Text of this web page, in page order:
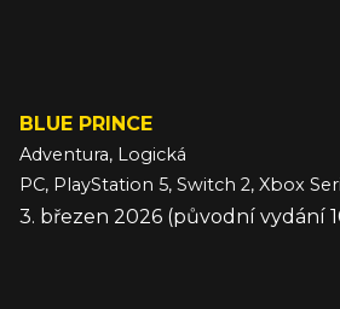
BLUE PRINCE
Adventura, Logická
PC, PlayStation 5, Switch 2, Xbox
3. březen 2026 (původní vydání